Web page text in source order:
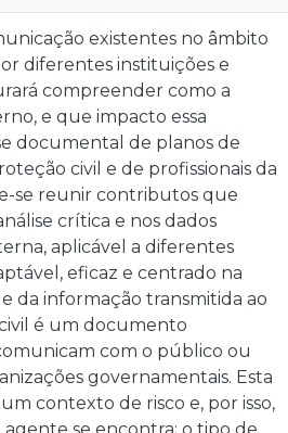
existentes no âmbito
diferentes instituições e
compreender como a
e que impacto essa
documental de planos de
civil e de profissionais da
se reunir contributos que
crítica e nos dados
aplicável a diferentes
eficaz e centrado na
da informação transmitida ao
é um documento
com o público ou
governamentais. Esta
contexto de risco e, por isso,